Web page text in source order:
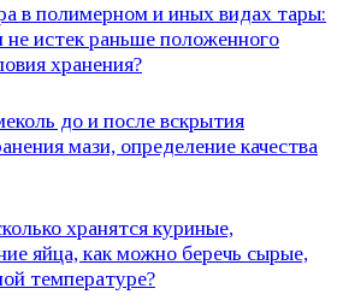
в полимерном и иных видах тары:
не истек раньше положенного
хранения?
до и после вскрытия
мази, определение качества
хранятся куриные,
яйца, как можно беречь сырые,
температуре?